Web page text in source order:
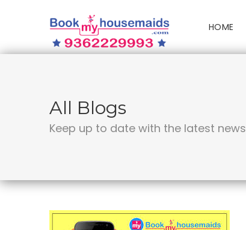
HOME
All Blogs
Keep up to date with the latest news